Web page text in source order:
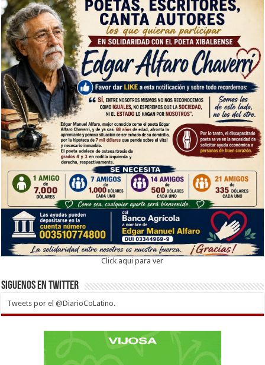
Click aqui para ver
Siguenos en twitter
Tweets por el @DiarioCoLatino.